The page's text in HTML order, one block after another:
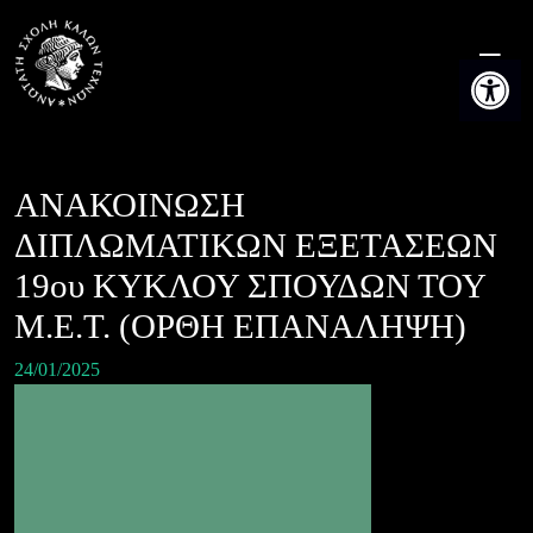
Ανοίξτε
content
ΑΝΑΚΟΙΝΩΣΗ
ΔΙΠΛΩΜΑΤΙΚΩΝ ΕΞΕΤΑΣΕΩΝ
19ου ΚΥΚΛΟΥ ΣΠΟΥΔΩΝ ΤΟΥ
Μ.Ε.Τ. (ΟΡΘΗ ΕΠΑΝΑΛΗΨΗ)
24/01/2025